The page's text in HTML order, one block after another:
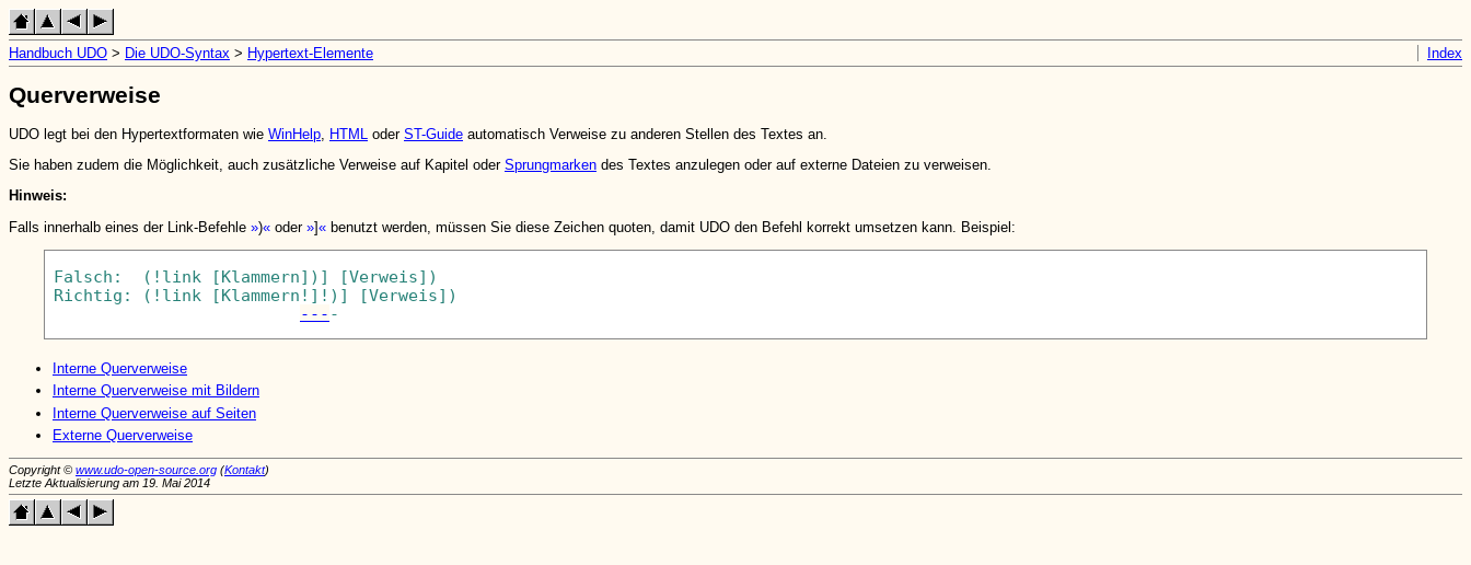
Handbuch UDO > Die UDO-Syntax > Hypertext-Elemente Index
Querverweise
UDO legt bei den Hypertextformaten wie WinHelp HTML oder ST-Guide automatisch Verweise zu anderen Stellen des Textes an.
Sie haben zudem die Möglichkeit, auch zusätzliche Verweise auf Kapitel oder Sprungmarken des Textes anzulegen oder auf externe Dateien zu verweisen.
Hinweis:
Falls innerhalb eines der Link-Befehle
) oder ] benutzt werden, müssen Sie diese Zeichen quoten, damit UDO den Befehl korrekt umsetzen kann. Beispiel:
Falsch:  (!link [Klammern])] [Verweis])
Richtig: (!link [Klammern!]!)] [Verweis])
---
Interne Querverweise
Interne Querverweise mit Bildern
Interne Querverweise auf Seiten
Externe Querverweise
Copyright © www.udo-open-source.org (Kontakt)
Letzte Aktualisierung am 19. Mai 2014